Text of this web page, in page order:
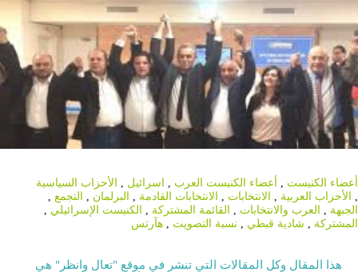
أعضاء الكنيست , أعضاء الكنيست العرب , اسرائيل ,
الأحزاب السياسية
,
الأحزاب العربية , الانتخابات , الانتخابات القادمة , البرلمان , التجمع ,
الجبهة , العرب والانتخابات , القائمة المشتركة , الكنيست الإسرائيلي ,
المشتركة , شادية قبطي , نسبة التصويت , هآرتس
هذا المقال وكل المقالات التي تنشر في موقع "تعال وانظر" هي